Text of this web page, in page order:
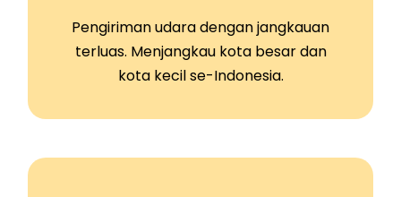
Pengiriman udara dengan jangkauan
terluas. Menjangkau kota besar dan
kota kecil se-Indonesia.